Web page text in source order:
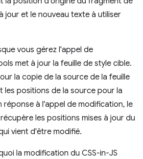
jour et le nouveau texte à utiliser
vous gérez l'appel de
met à jour la feuille de style cible.
la copie de la source de la feuille
les positions de la source pour la
réponse à l'appel de modification, le
les positions mises à jour du
vient d'être modifié.
la modification du CSS-in-JS